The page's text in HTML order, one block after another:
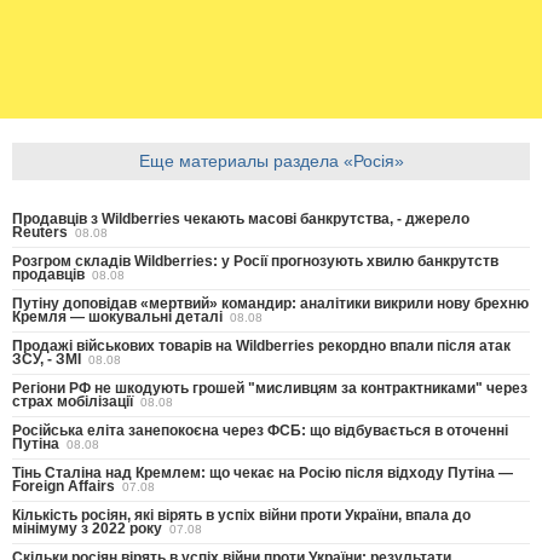
Еще материалы раздела «Росія»
Продавців з Wildberries чекають масові банкрутства, - джерело
Reuters 08.08
Розгром складів Wildberries: у Росії прогнозують хвилю банкрутств
продавців 08.08
Путіну доповідав «мертвий» командир: аналітики викрили нову брехню
Кремля — шокувальні деталі 08.08
Продажі військових товарів на Wildberries рекордно впали після атак
ЗСУ, - ЗМІ 08.08
Регіони РФ не шкодують грошей "мисливцям за контрактниками" через
страх мобілізації 08.08
Російська еліта занепокоєна через ФСБ: що відбувається в оточенні
Путіна 08.08
Тінь Сталіна над Кремлем: що чекає на Росію після відходу Путіна —
Foreign Affairs 07.08
Кількість росіян, які вірять в успіх війни проти України, впала до
мінімуму з 2022 року 07.08